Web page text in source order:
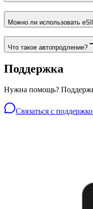
Можно ли использовать
Что такое автопродление?
Поддержка
Нужна помощь?
Связаться с